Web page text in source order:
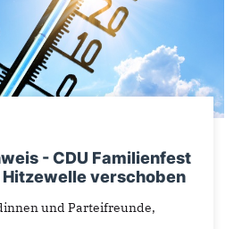
- CDU Familienfest
verschoben
und Parteifreunde,